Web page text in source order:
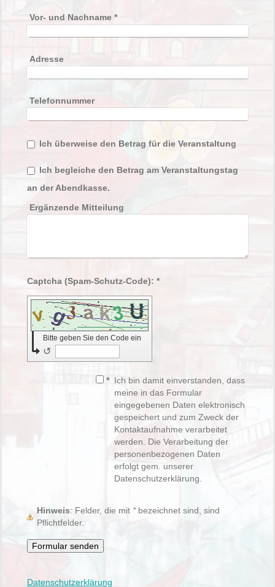
Vor- und Nachname*
Adresse
Telefonnummer
Ich überweise den Betrag für die Veranstaltung
Ich begleiche den Betrag am Veranstaltungstag
an der Abendkasse.
Ergänzende Mitteilung
Captcha (Spam-Schutz-Code): *
Bitte geben Sie den Code ein
↺
* Ich bin damit einverstanden, dass
meine in das Formular
eingegebenen Daten elektronisch
gespeichert und zum Zweck der
Kontaktaufnahme verarbeitet
werden. Die Verarbeitung der
personenbezogenen Daten
erfolgt gem. unserer
Datenschutzerklärung.
Hinweis : Felder, die mit *bezeichnet sind, sind
Pflichtfelder.
Datenschutzerklärung